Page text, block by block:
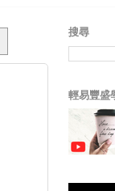
搜尋
輕易豐盛